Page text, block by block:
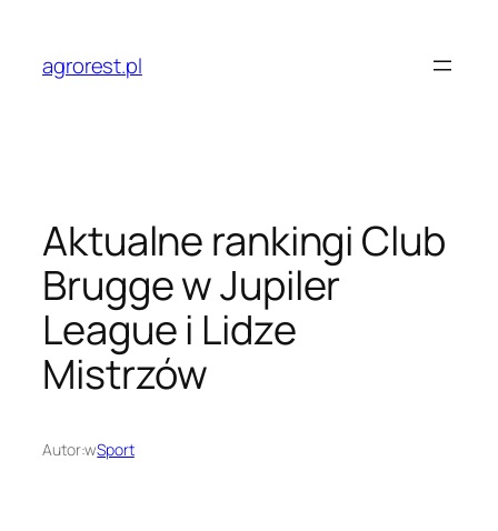
treściagrorest.pl
Aktualne rankingi Club
Brugge w Jupiler
League i Lidze
Mistrzów
Autor:wSport